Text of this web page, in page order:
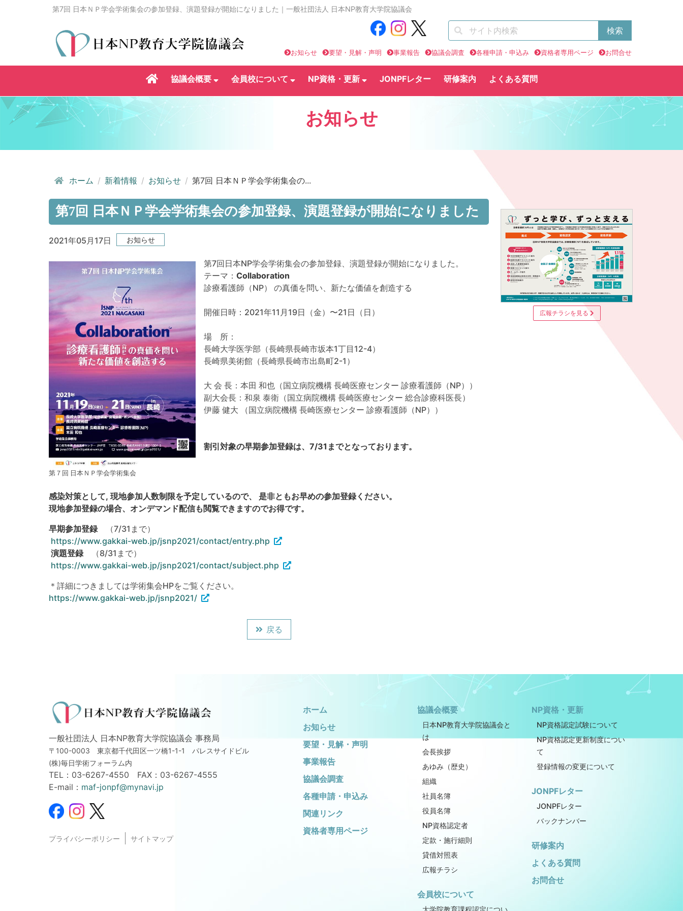
第7回 日本ＮＰ学会学術集会の参加登録、演題登録が開始になりました｜一般社団法人 日本NP教育大学院協議会
お知らせ 要望・見解・声明 事業報告 協議会調査 各種申請・申込み 資格者専用ページ お問合せ
協議会概要 会員校について NP資格・更新 JONPFレター 研修案内 よくある質問
お知らせ
ホーム 新着情報 お知らせ 第7回 日本ＮＰ学会学術集会の...
第7回 日本ＮＰ学会学術集会の参加登録、演題登録が開始になりました
2021年05月17日 お知らせ
第７回 日本ＮＰ学会学術集会
第7回日本NP学会学術集会の参加登録、演題登録が開始になりました。
テーマ： Collaboration
診療看護師（NP） の真価を問い、新たな価値を創造する
開催日時：2021年11月19日（金）〜21日（日）
場 所：
長崎大学医学部（長崎県長崎市坂本1丁目12-4）
長崎県美術館（長崎県長崎市出島町2-1）
大 会 長：本田 和也（国立病院機構 長崎医療センター 診療看護師（NP））
副大会長：和泉 泰衛（国立病院機構 長崎医療センター 総合診療科医長）
伊藤 健大 （国立病院機構 長崎医療センター 診療看護師（NP））
割引対象の早期参加登録は、7/31までとなっております。
感染対策として, 現地参加人数制限を予定しているので、 是非ともお早めの参加登録ください。
現地参加登録の場合、オンデマンド配信も閲覧できますのでお得です。
早期参加登録 （7/31まで）
https://www.gakkai-web.jp/jsnp2021/contact/entry.php
演題登録 （8/31まで）
https://www.gakkai-web.jp/jsnp2021/contact/subject.php
＊詳細につきましては学術集会HPをご覧ください。
https://www.gakkai-web.jp/jsnp2021/
戻る
広報チラシを見る
ホーム
お知らせ
要望・見解・声明
事業報告
協議会調査
各種申請・申込み
関連リンク
資格者専用ページ
協議会概要
日本NP教育大学院協議会と
は
会長挨拶
あゆみ（歴史）
組織
社員名簿
役員名簿
NP資格認定者
定款・施行細則
貸借対照表
広報チラシ
会員校について
大学院教育課程認定につい
NP資格・更新
NP資格認定試験について
NP資格認定更新制度につい
て
登録情報の変更について
JONPFレター
JONPFレター
バックナンバー
研修案内
よくある質問
お問合せ
一般社団法人 日本NP教育大学院協議会 事務局
〒100-0003 東京都千代田区一ツ橋1-1-1 パレスサイドビル
(株)毎日学術フォーラム内
TEL： 03-6267-4550 FAX：03-6267-4555
E-mail： maf-jonpf@mynavi.jp
プライバシーポリシー サイトマップ